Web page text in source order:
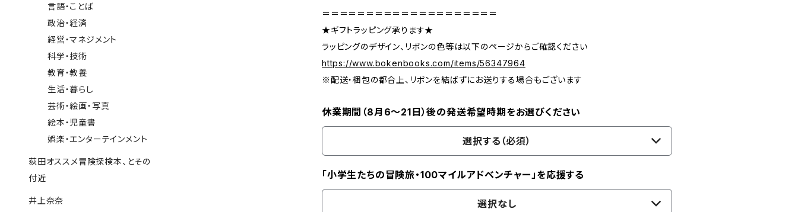
＝＝＝＝＝＝＝＝＝＝＝＝＝＝＝＝＝＝＝＝
★ギフトラッピング承ります★
ラッピングのデザイン、リボンの色等は以下のページからご確認ください
https://www.bokenbooks.com/items/56347964
※配送・梱包の都合上、リボンを結ばずにお送りする場合もございます
休業期間（8月6〜21日）後の発送希望時期をお選びください
選択する（必須）
「小学生たちの冒険旅・100マイルアドベンチャー」を応援する
選択なし
言語・ことば
政治・経済
経営・マネジメント
科学・技術
教育・教養
生活・暮らし
芸術・絵画・写真
絵本・児童書
娯楽・エンターテインメント
荻田オススメ冒険探検本、とその
付近
井上奈奈